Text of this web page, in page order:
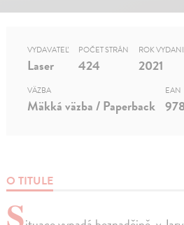
O TITULE
VYDAVATEĽ
Laser
POČET STRÁN
424
ROK
2021
VÄZBA
Mäkká väzba / Paperback
EAN